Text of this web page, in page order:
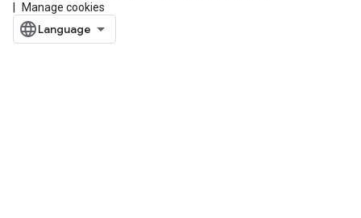
Manage cookies